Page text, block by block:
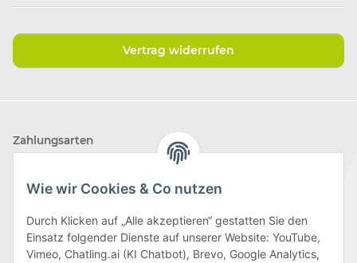
Wie wir Cookies & Co nutzen
Durch Klicken auf „Alle akzeptieren“ gestatten Sie den
Einsatz folgender Dienste auf unserer Website: YouTube,
Vimeo, Chatling.ai (KI Chatbot), Brevo, Google Analytics,
Vertrag widerrufen
Zahlungsarten
Wir versenden mit